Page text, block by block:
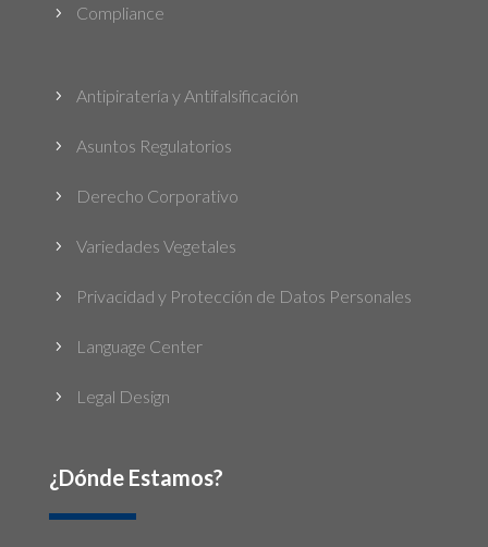
5 Compliance
5 Antipiratería y Antifalsificación
5 Asuntos Regulatorios
5 Derecho Corporativo
5 Variedades Vegetales
5 Privacidad y Protección de Datos Personales
5 Language Center
5 Legal Design
¿Dónde Estamos?